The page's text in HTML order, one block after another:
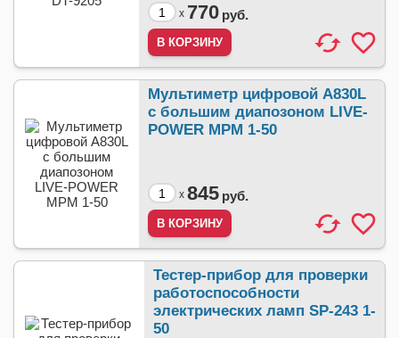
x 770 руб.
Мультиметр цифровой A830L
с большим диапозоном LIVE-
POWER МРМ 1-50
x 845 руб.
Тестер-прибор для проверки
работоспособности
электрических ламп SP-243 1-
50